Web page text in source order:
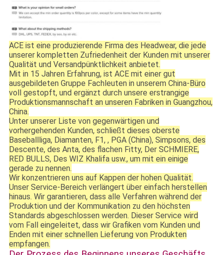
ACE ist eine produzierende Firma des Headwear, die jede
unserer kompletten Zufriedenheit der Kunden mit unserer
Qualität und Versandpünktlichkeit anbietet.
Mit in 15 Jahren Erfahrung, ist ACE mit einer gut
ausgebildeten Gruppe Fachleuten in unserem China-Büro
voll gestopft, und ergänzt durch unsere erstrangige
Produktionsmannschaft an unseren Fabriken in Guangzhou,
China.
Unter unserer Liste von gegenwärtigen und
vorhergehenden Kunden, schließt dieses oberste
Baseballliga, Diamanten, F1, , PGA (China), Simpsons, des
Descente, des Anta, des flachen Fitty, Der SCHMIERE,
RED BULLS, Des WIZ Khalifa usw., um mit ein einige
gerade zu nennen.
Wir konzentrieren uns auf Kappen der hohen Qualität.
Unser Service-Bereich verlängert über einfach herstellen
hinaus. Wir garantieren, dass alle Verfahren während der
Produktion und der Kommunikation zu den höchsten
Standards abgeschlossen werden. Dieser Service wird
vom Fall eingeleitet, dass wir Grafiken vom Kunden und
Enden mit einer schnellen Lieferung von Produkten
empfangen.